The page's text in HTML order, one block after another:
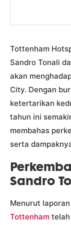
Tottenham
Sandro Tonali
akan
City. Dengan
ketertarikan
tahun ini
membahas
serta
Sandro
Menurut
Tottenham telah